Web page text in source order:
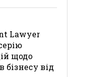
Lawyer
щодо
бізнесу від